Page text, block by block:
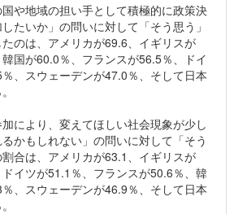
国や地域の担い手として積極的に政策決
たいか」の問いに対して「そう思う」
たのは、アメリカが69.6、イギリスが
国が60.0％、フランスが56.5％、ドイ
、スウェーデンが47.0％、そして日本
加により、変えてほしい社会現象が少し
かもしれない」の問いに対して「そう
合は、アメリカが63.1、イギリスが
イツが51.1％、フランスが50.6％、韓
、スウェーデンが46.9％、そして日本